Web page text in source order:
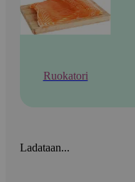
Ruokatori
Ladataan...